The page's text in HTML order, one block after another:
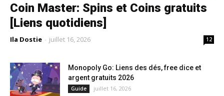
Coin Master: Spins et Coins gratuits
[Liens quotidiens]
Ila Dostie - juillet 16, 2026 12
Monopoly Go: Liens des dés, free dice et
argent gratuits 2026
Guide juillet 16, 2026